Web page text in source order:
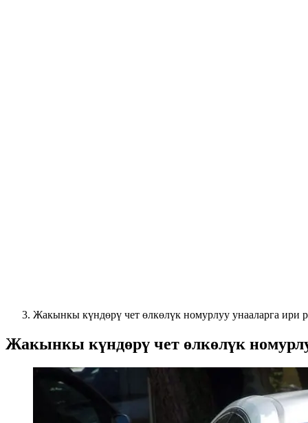
Жакынкы күндөрү чет өлкөлүк номурлуу унааларга ири
Жакынкы күндөрү чет өлкөлүк